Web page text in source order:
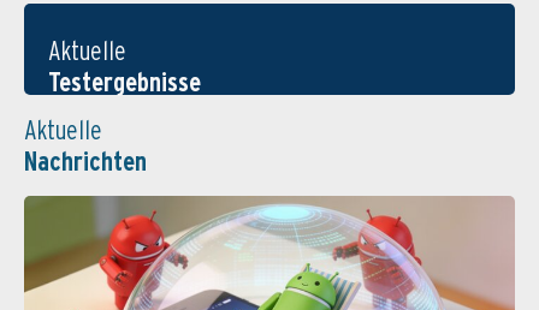
Aktuelle
Testergebnisse
Aktuelle
Nachrichten